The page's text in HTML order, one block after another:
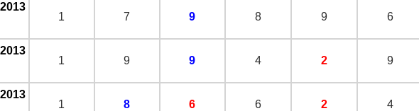
1 7 9 8 9 6
1 9 9 4 2 9
1 8 6 6 2 4